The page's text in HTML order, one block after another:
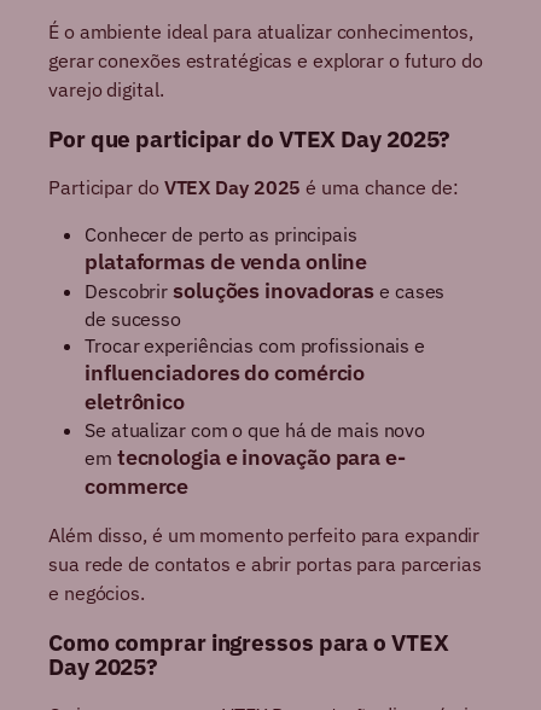
É o ambiente ideal para atualizar conhecimentos,
gerar conexões estratégicas e explorar o futuro do
varejo digital.
Por que participar do VTEX Day 2025?
Participar do VTEX Day 2025 é uma chance de:
Conhecer de perto as principais
plataformas de venda online
Descobrir soluções inovadoras e cases
de sucesso
Trocar experiências com profissionais e
influenciadores do comércio
eletrônico
Se atualizar com o que há de mais novo
em tecnologia e inovação para e-
commerce
Além disso, é um momento perfeito para expandir
sua rede de contatos e abrir portas para parcerias
e negócios.
Como comprar ingressos para o VTEX
Day 2025?